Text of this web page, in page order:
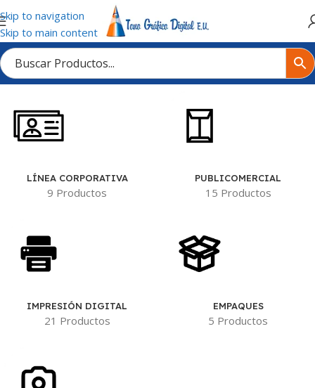
Skip to navigation
Skip to main content
Inicio/Tienda/EDITORIAL
LÍNEA CORPORATIVA
9 Productos
PUBLICOMERCIAL
15 Productos
IMPRESIÓN DIGITAL
21 Productos
EMPAQUES
5 Productos